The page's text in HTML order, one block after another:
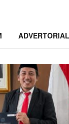
ADVERTORIAL